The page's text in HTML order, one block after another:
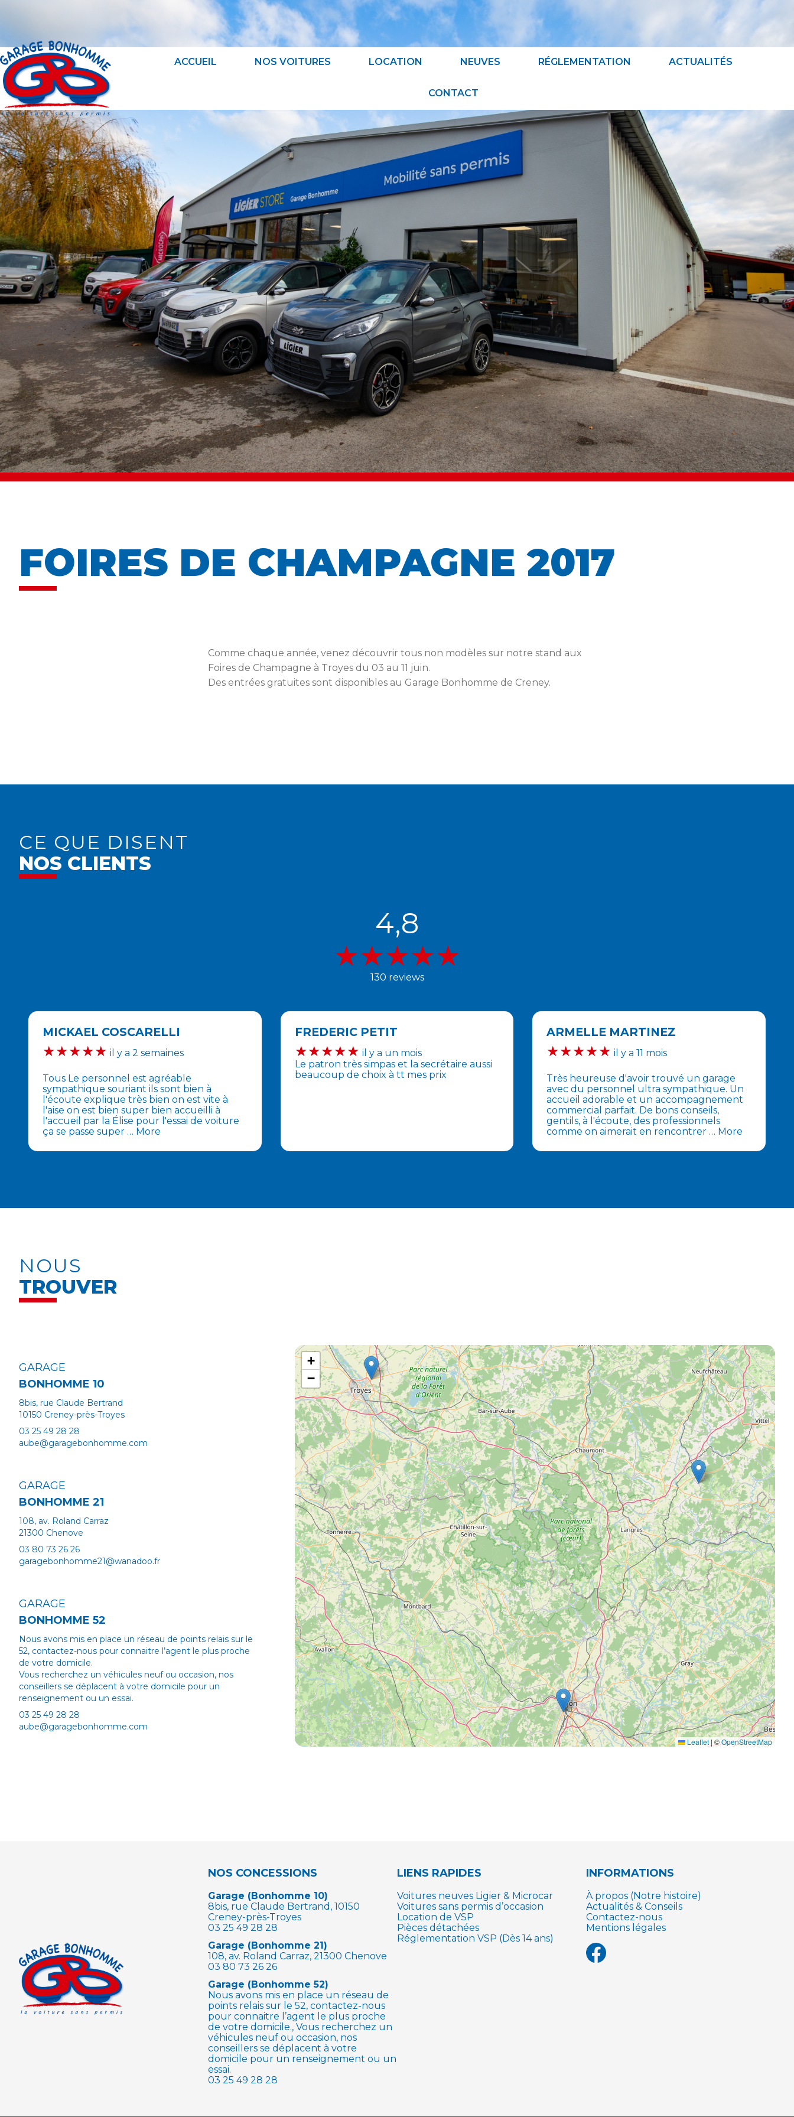
ACCUEIL NOS VOITURES LOCATION NEUVES RÉGLEMENTATION ACTUALITÉS
CONTACT
FOIRES DE CHAMPAGNE 2017
Comme chaque année, venez découvrir tous non modèles sur notre stand aux
Foires de Champagne à Troyes du 03 au 11 juin.
Des entrées gratuites sont disponibles au Garage Bonhomme de Creney.
CE QUE DISENT
NOS CLIENTS
4,8
★★★★★
130 reviews
MICKAEL COSCARELLI
★★★★★ il y a 2 semaines
Tous Le personnel est agréable
sympathique souriant ils sont bien à
l'écoute explique très bien on est vite à
l'aise on est bien super bien accueilli à
l'accueil par la Élise pour l'essai de voiture
ça se passe super … More
FREDERIC PETIT
★★★★★ il y a un mois
Le patron très simpas et la secrétaire aussi
beaucoup de choix à tt mes prix
ARMELLE MARTINEZ
★★★★★ il y a 11 mois
Très heureuse d'avoir trouvé un garage
avec du personnel ultra sympathique. Un
accueil adorable et un accompagnement
commercial parfait. De bons conseils,
gentils, à l'écoute, des professionnels
comme on aimerait en rencontrer … More
NOUS
TROUVER
GARAGE
BONHOMME 10
8bis, rue Claude Bertrand
10150 Creney-près-Troyes
03 25 49 28 28
aube@garagebonhomme.com
GARAGE
BONHOMME 21
108, av. Roland Carraz
21300 Chenove
03 80 73 26 26
garagebonhomme21@wanadoo.fr
9h00 - 12h00 / 14h00 - 18h00
GARAGE
BONHOMME 52
Nous avons mis en place un réseau de points relais sur le
52, contactez-nous pour connaitre l’agent le plus proche
de votre domicile.
Vous recherchez un véhicules neuf ou occasion, nos
conseillers se déplacent à votre domicile pour un
renseignement ou un essai.
03 25 49 28 28
aube@garagebonhomme.com
+
−
Leaflet | ©OpenStreetMap
NOS CONCESSIONS
Garage (Bonhomme 10)
8bis, rue Claude Bertrand, 10150
Creney-près-Troyes
03 25 49 28 28
Garage (Bonhomme 21)
108, av. Roland Carraz, 21300 Chenove
03 80 73 26 26
Garage (Bonhomme 52)
Nous avons mis en place un réseau de
points relais sur le 52, contactez-nous
pour connaitre l’agent le plus proche
de votre domicile., Vous recherchez un
véhicules neuf ou occasion, nos
conseillers se déplacent à votre
domicile pour un renseignement ou un
essai.
03 25 49 28 28
LIENS RAPIDES
Voitures neuves Ligier & Microcar
Voitures sans permis d’occasion
Location de VSP
Pièces détachées
Réglementation VSP (Dès 14 ans)
INFORMATIONS
À propos (Notre histoire)
Actualités & Conseils
Contactez-nous
Mentions légales